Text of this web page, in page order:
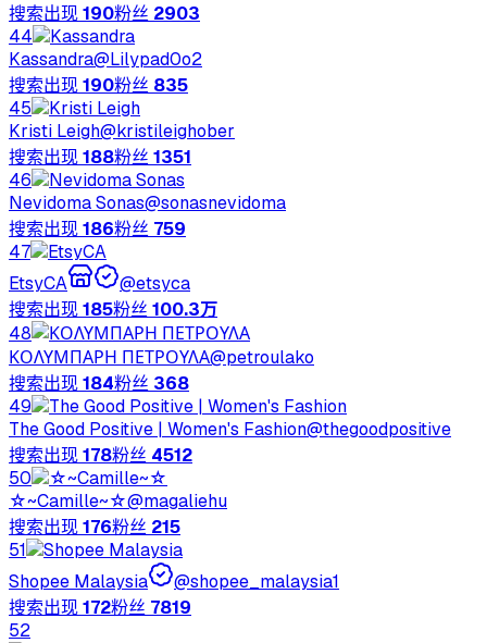
搜索出现190粉丝 2903
44
Kassandra@Lilypad0o2
搜索出现190粉丝 835
45
Kristi Leigh@kristileighober
搜索出现188粉丝 1351
46
Nevidoma Sonas@sonasnevidoma
搜索出现186粉丝 759
47
EtsyCA
@etsyca
搜索出现185粉丝 100.3万
48
ΚΟΛΥΜΠΑΡΗ ΠΕΤΡΟΥΛΑ@petroulako
搜索出现184粉丝 368
49
The Good Positive | Women's Fashion@thegoodpositive
搜索出现178粉丝 4512
50
☆~Camille~☆@magaliehu
搜索出现176粉丝 215
51
Shopee Malaysia
@shopee_malaysia1
搜索出现172粉丝 7819
52